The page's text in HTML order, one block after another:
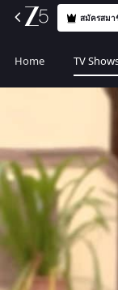
สมัครสมา
Home TV